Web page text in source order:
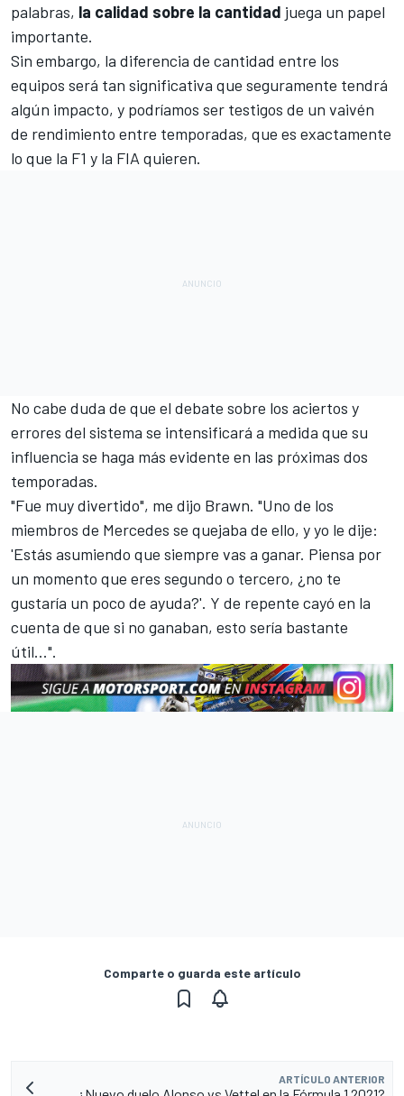
palabras, la calidad sobre la cantidad juega un papel
importante.
Sin embargo, la diferencia de cantidad entre los
equipos será tan significativa que seguramente tendrá
algún impacto, y podríamos ser testigos de un vaivén
de rendimiento entre temporadas, que es exactamente
lo que la F1 y la FIA quieren.
No cabe duda de que el debate sobre los aciertos y
errores del sistema se intensificará a medida que su
influencia se haga más evidente en las próximas dos
temporadas.
"Fue muy divertido", me dijo Brawn. "Uno de los
miembros de Mercedes se quejaba de ello, y yo le dije:
'Estás asumiendo que siempre vas a ganar. Piensa por
un momento que eres segundo o tercero, ¿no te
gustaría un poco de ayuda?'. Y de repente cayó en la
cuenta de que si no ganaban, esto sería bastante
útil...".
Comparte o guarda este artículo
ARTÍCULO ANTERIOR